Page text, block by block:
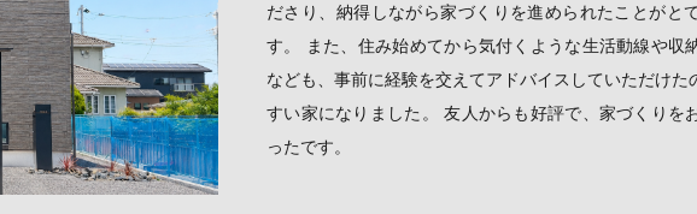
ださり、納得しながら家づくりを進められたことがと
す。 また、住み始めてから気付くような生活動線や収
なども、事前に経験を交えてアドバイスしていただけた
すい家になりました。 友人からも好評で、家づくりを
ったです。